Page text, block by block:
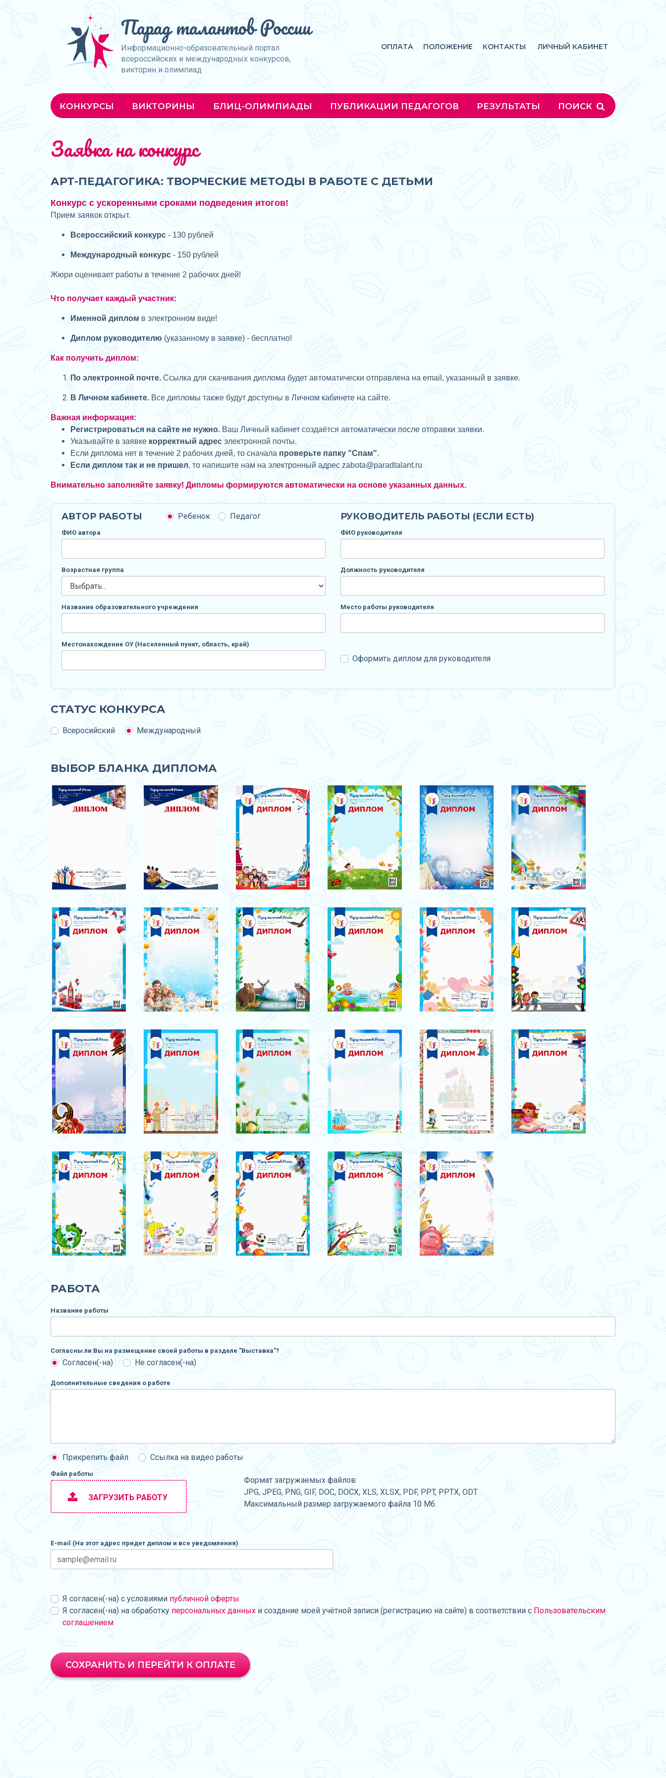
Парад талантов России
Информационно-образовательный портал
всероссийских и международных конкурсов,
викторин и олимпиад
ОПЛАТА ПОЛОЖЕНИЕ КОНТАКТЫ ЛИЧНЫЙ КАБИНЕТ
КОНКУРСЫ ВИКТОРИНЫ БЛИЦ-ОЛИМПИАДЫ ПУБЛИКАЦИИ ПЕДАГОГОВ РЕЗУЛЬТАТЫ ПОИСК
Заявка на конкурс
АРТ-ПЕДАГОГИКА: ТВОРЧЕСКИЕ МЕТОДЫ В РАБОТЕ С ДЕТЬМИ
Конкурс с ускоренными сроками подведения итогов!
Прием заявок открыт.
Всероссийский конкурс - 130 рублей
Международный конкурс - 150 рублей
Жюри оценивает работы в течение 2 рабочих дней!
Что получает каждый участник:
Именной диплом в электронном виде!
Диплом руководителю (указанному в заявке) - бесплатно!
Как получить диплом:
По электронной почте. Ссылка для скачивания диплома будет автоматически отправлена на email, указанный в заявке.
В Личном кабинете. Все дипломы также будут доступны в Личном кабинете на сайте.
Важная информация:
Регистрироваться на сайте не нужно. Ваш Личный кабинет создаётся автоматически после отправки заявки.
Указывайте в заявке корректный адрес электронной почты.
Если диплома нет в течение 2 рабочих дней, то сначала проверьте папку "Спам".
Если диплом так и не пришел, то напишите нам на электронный адрес zabota@paradtalant.ru
Внимательно заполняйте заявку! Дипломы формируются автоматически на основе указанных данных.
АВТОР РАБОТЫ Ребенок Педагог
ФИО автора
Возрастная группа
Название образовательного учреждения
Местонахождение ОУ (Населенный пункт, область, край)
РУКОВОДИТЕЛЬ РАБОТЫ (ЕСЛИ ЕСТЬ)
ФИО руководителя
Должность руководителя
Место работы руководителя
Оформить диплом для руководителя
СТАТУС КОНКУРСА
Всеросийский Международный
ВЫБОР БЛАНКА ДИПЛОМА
РАБОТА
Название работы
Согласны ли Вы на размещение своей работы в разделе "Выставка"?
Согласен(-на) Не согласен(-на)
Дополнительные сведения о работе
Прикрепить файл Ссылка на видео работы
Файл работы
ЗАГРУЗИТЬ РАБОТУ
Формат загружаемых файлов:
JPG, JPEG, PNG, GIF, DOC, DOCX, XLS, XLSX, PDF, PPT, PPTX, ODT
Максимальный размер загружаемого файла 10 Мб.
E-mail (На этот адрес придет диплом и все уведомления)
Я согласен(-на) с условиями публичной оферты
Я согласен(-на) на обработку персональных данных и создание моей учётной записи (регистрацию на сайте) в соответствии с Пользовательским
соглашением
СОХРАНИТЬ И ПЕРЕЙТИ К ОПЛАТЕ